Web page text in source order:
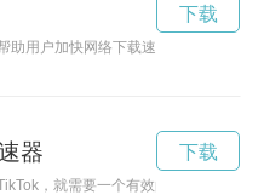
助用户加快网络下载速度的工具软件
下载
器
，就需要一个有效的加速器来翻
下载